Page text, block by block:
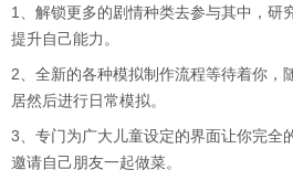
1、解锁更多的剧情种类去参与其中，研
提升自己能力。
2、全新的各种模拟制作流程等待着你，
居然后进行日常模拟。
3、专门为广大儿童设定的界面让你完全
邀请自己朋友一起做菜。